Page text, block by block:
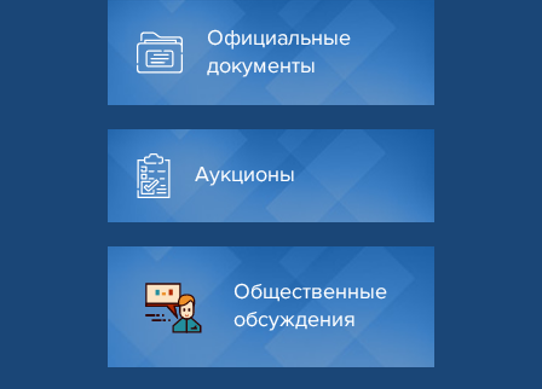
Официальные
документы
Аукционы
Общественные
обсуждения